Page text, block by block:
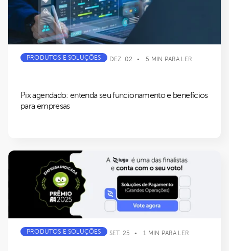
PRODUTOS E SOLUÇÕES DEZ. 02 5 MIN PARA LER
Pix agendado: entenda seu funcionamento e benefícios
para empresas
PRODUTOS E SOLUÇÕES SET. 25 1 MIN PARA LER